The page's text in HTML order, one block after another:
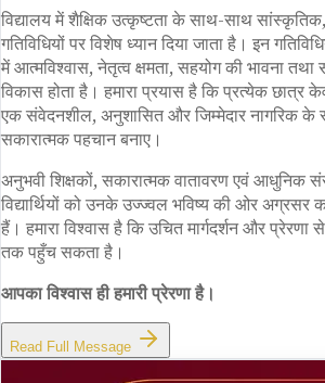
विद्यालय में शैक्षिक उत्कृष्टता के साथ-साथ
गतिविधियों पर विशेष ध्यान दिया जाता है। इन
में आत्मविश्वास, नेतृत्व क्षमता, सहयोग की भावना तथा
विकास होता है। हमारा प्रयास है कि प्रत्येक छात्र
एक संवेदनशील, अनुशासित और जिम्मेदार नागरिक के
सकारात्मक पहचान बनाए।
अनुभवी शिक्षकों, सकारात्मक वातावरण एवं आधुनिक
विद्यार्थियों को उनके उज्ज्वल भविष्य की ओर
हैं। हमारा विश्वास है कि उचित मार्गदर्शन और प्रेरणा
तक पहुँच सकता है।
आपका विश्वास ही हमारी प्रेरणा है।
Read Full Message